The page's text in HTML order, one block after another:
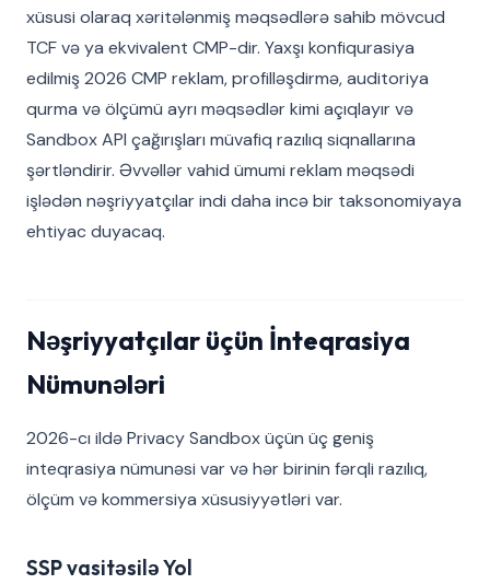
xüsusi olaraq xəritələnmiş məqsədlərə sahib mövcud
TCF və ya ekvivalent CMP-dir. Yaxşı konfiqurasiya
edilmiş 2026 CMP reklam, profilləşdirmə, auditoriya
qurma və ölçümü ayrı məqsədlər kimi açıqlayır və
Sandbox API çağırışları müvafiq razılıq siqnallarına
şərtləndirir. Əvvəllər vahid ümumi reklam məqsədi
işlədən nəşriyyatçılar indi daha incə bir taksonomiyaya
ehtiyac duyacaq.
Nəşriyyatçılar üçün İnteqrasiya
Nümunələri
2026-cı ildə Privacy Sandbox üçün üç geniş
inteqrasiya nümunəsi var və hər birinin fərqli razılıq,
ölçüm və kommersiya xüsusiyyətləri var.
SSP vasitəsilə Yol